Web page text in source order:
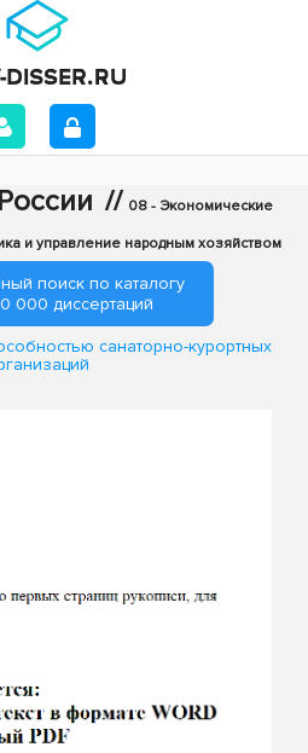
// 08 - Экономические
и управление народным хозяйством
поиск по каталогу
000 диссертаций
санаторно-курортных